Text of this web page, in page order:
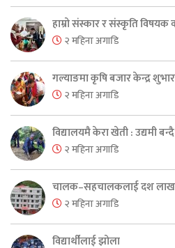
हाम्रो संस्कार र संस्कृति विषयक
२ महिना अगाडि
गल्याङमा कृषि बजार केन्द्र
२ महिना अगाडि
विद्यालयमै केरा खेती : उद्यमी बन्दै
२ महिना अगाडि
चालक–सहचालकलाई दश
२ महिना अगाडि
विद्यार्थीलाई झोला